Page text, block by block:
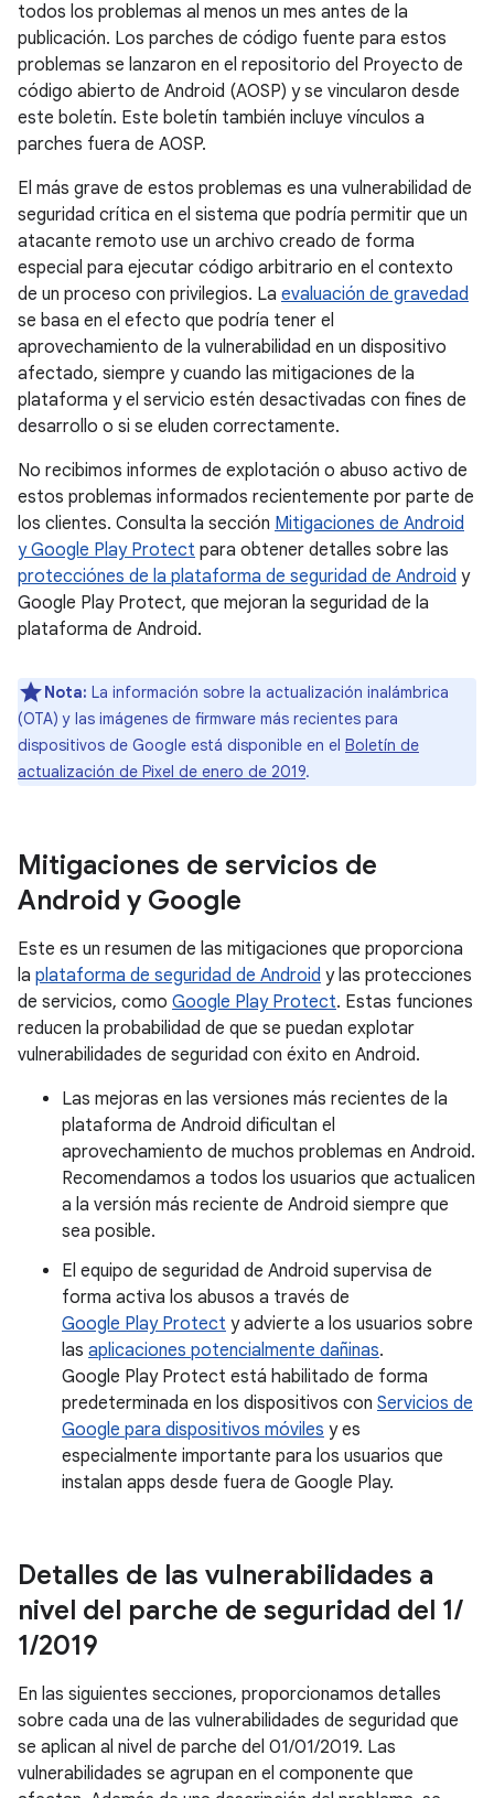
todos los problemas al menos un mes antes de la
publicación. Los parches de código fuente para estos
problemas se lanzaron en el repositorio del Proyecto de
código abierto de Android (AOSP) y se vincularon desde
este boletín. Este boletín también incluye vínculos a
parches fuera de AOSP.
El más grave de estos problemas es una vulnerabilidad de
seguridad crítica en el sistema que podría permitir que un
atacante remoto use un archivo creado de forma
especial para ejecutar código arbitrario en el contexto
de un proceso con privilegios. La evaluación de gravedad
se basa en el efecto que podría tener el
aprovechamiento de la vulnerabilidad en un dispositivo
afectado, siempre y cuando las mitigaciones de la
plataforma y el servicio estén desactivadas con fines de
desarrollo o si se eluden correctamente.
No recibimos informes de explotación o abuso activo de
estos problemas informados recientemente por parte de
los clientes. Consulta la sección Mitigaciones de Android
y Google Play Protect para obtener detalles sobre las
protecciónes de la plataforma de seguridad de Android y
Google Play Protect, que mejoran la seguridad de la
plataforma de Android.
Nota: La información sobre la actualización inalámbrica
(OTA) y las imágenes de firmware más recientes para
dispositivos de Google está disponible en el Boletín de
actualización de Pixel de enero de 2019.
Mitigaciones de servicios de
Android y Google
Este es un resumen de las mitigaciones que proporciona
la plataforma de seguridad de Android y las protecciones
de servicios, como Google Play Protect. Estas funciones
reducen la probabilidad de que se puedan explotar
vulnerabilidades de seguridad con éxito en Android.
Las mejoras en las versiones más recientes de la
plataforma de Android dificultan el
aprovechamiento de muchos problemas en Android.
Recomendamos a todos los usuarios que actualicen
a la versión más reciente de Android siempre que
sea posible.
El equipo de seguridad de Android supervisa de
forma activa los abusos a través de
Google Play Protect y advierte a los usuarios sobre
las aplicaciones potencialmente dañinas.
Google Play Protect está habilitado de forma
predeterminada en los dispositivos con Servicios de
Google para dispositivos móviles y es
especialmente importante para los usuarios que
instalan apps desde fuera de Google Play.
Detalles de las vulnerabilidades a
nivel del parche de seguridad del 1/
1/2019
En las siguientes secciones, proporcionamos detalles
sobre cada una de las vulnerabilidades de seguridad que
se aplican al nivel de parche del 01/01/2019. Las
vulnerabilidades se agrupan en el componente que